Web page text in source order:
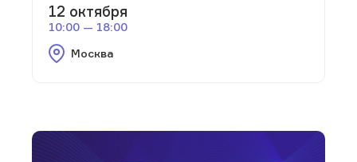
12 октября
10:00 — 18:00
Москва